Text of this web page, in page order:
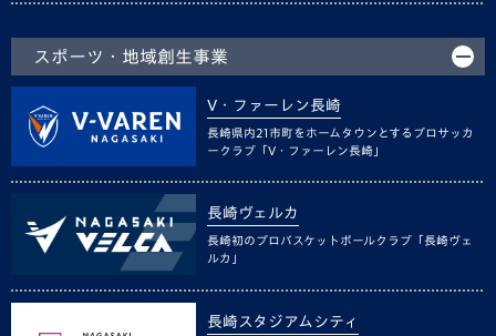
スポーツ・地域創生事業
V・ファーレン長崎
長崎県内21市町をホームタウンとするプロサッカ
ークラブ「V・ファーレン長崎」
長崎ヴェルカ
長崎初のプロバスケットボールクラブ「長崎ヴェ
ルカ」
長崎スタジアムシティ